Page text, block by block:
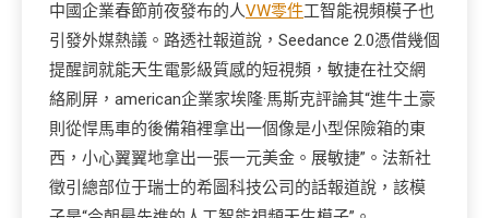
中國企業春節前夜發布的人VW零件工智能視頻模子也
引發外媒熱議。路透社報道說，Seedance 2.0憑借幾個
提醒詞就能天生電影級質感的短視頻，敏捷在社交網
絡刷屏，american企業家埃隆·馬斯克評論其“進牛土豪
則從悍馬車的後備箱裡拿出一個像是小型保險箱的東
西，小心翼翼地拿出一張一元美金。展敏捷”。法新社
徵引總部位于瑞士的希圖科技公司的話報道說，該模